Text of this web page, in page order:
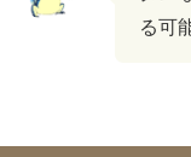
る可